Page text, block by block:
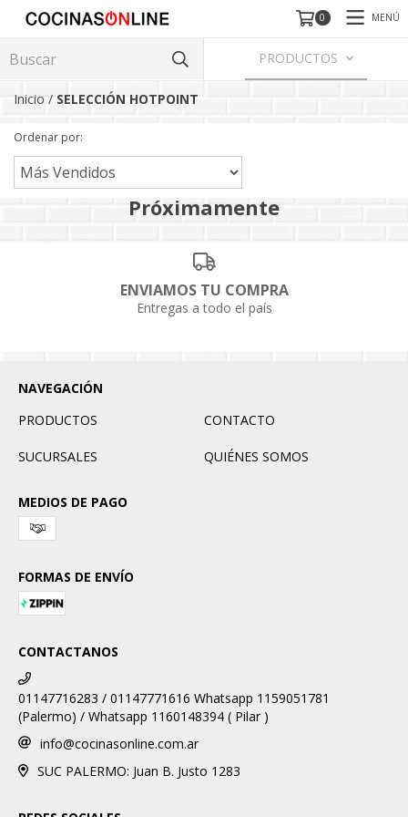
0 MENÚ
PRODUCTOS
Inicio / SELECCIÓN HOTPOINT
Ordenar por:
Próximamente
ENVIAMOS TU COMPRA
Entregas a todo el país
NAVEGACIÓN
PRODUCTOS
CONTACTO
SUCURSALES QUIÉNES SOMOS
MEDIOS DE PAGO
FORMAS DE ENVÍO
CONTACTANOS
01147716283 / 01147771616 Whatsapp 1159051781
(Palermo) / Whatsapp 1160148394 ( Pilar )
info@cocinasonline.com.ar
SUC PALERMO: Juan B. Justo 1283